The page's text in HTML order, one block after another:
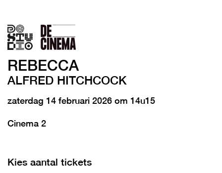
REBECCA
ALFRED HITCHCOCK
zaterdag 14 februari 2026 om 14u15
Cinema 2
Kies aantal tickets